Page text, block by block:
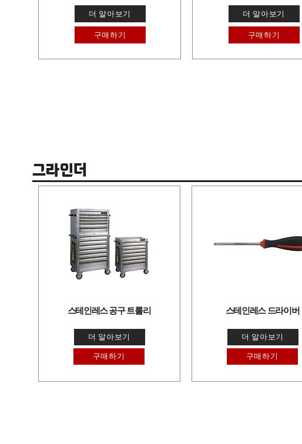
더 알아보기
구매하기
더 알아보기
구매하기
그라인더
스테인레스 공구 트롤리
더 알아보기
구매하기
스테인레스 드라이버
더 알아보기
구매하기